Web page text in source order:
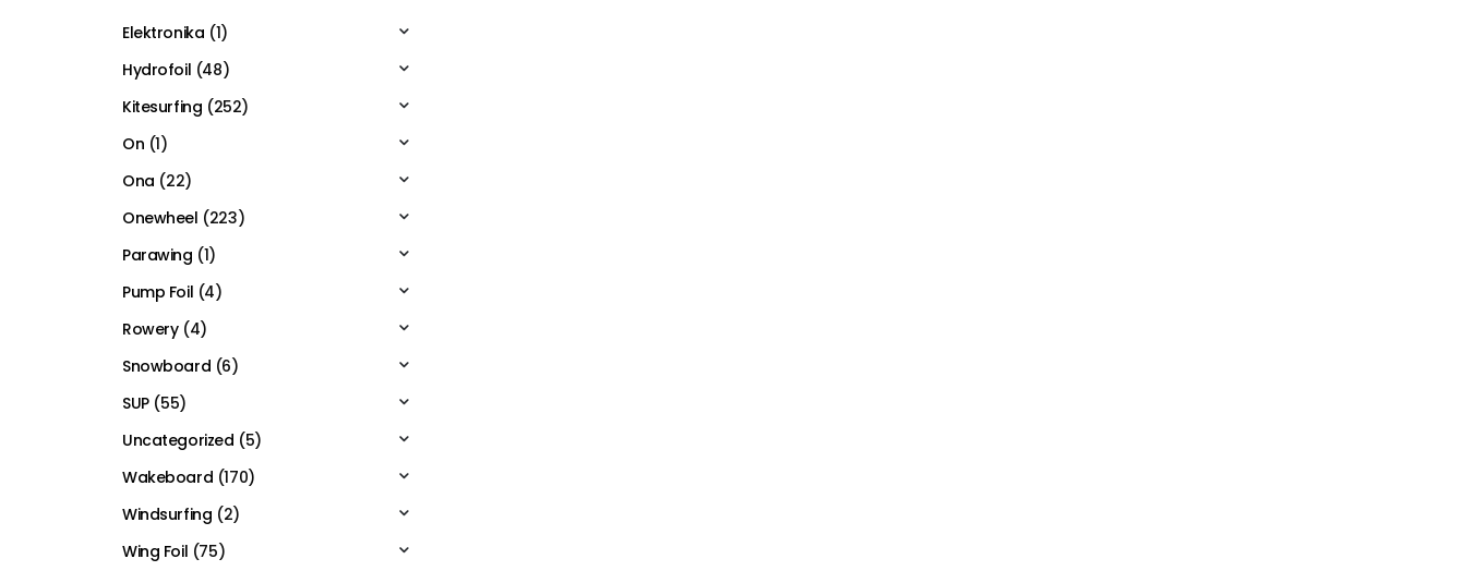
Elektronika (1)
Hydrofoil (48)
Kitesurfing (252)
On (1)
Ona (22)
Onewheel (223)
Parawing (1)
Pump Foil (4)
Rowery (4)
Snowboard (6)
SUP (55)
Uncategorized (5)
Wakeboard (170)
Windsurfing (2)
Wing Foil (75)